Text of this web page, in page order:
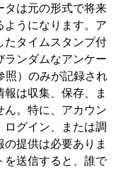
タは元の形式で将来
ようになります。ア
たタイムスタンプ付
ランダムなアンケー
照）のみが記録され
報は収集、保存、ま
ん。特に、アカウン
ログイン、または調
提供は必要ありま
を送信すると、誰で